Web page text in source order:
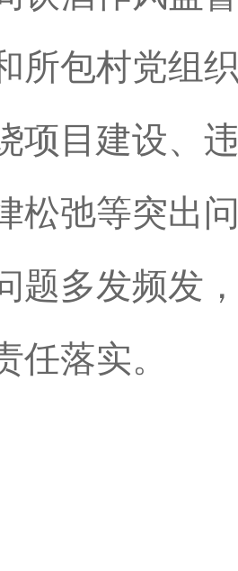
所包村党组
项目建设、
松弛等突出
题多发频发
任落实。